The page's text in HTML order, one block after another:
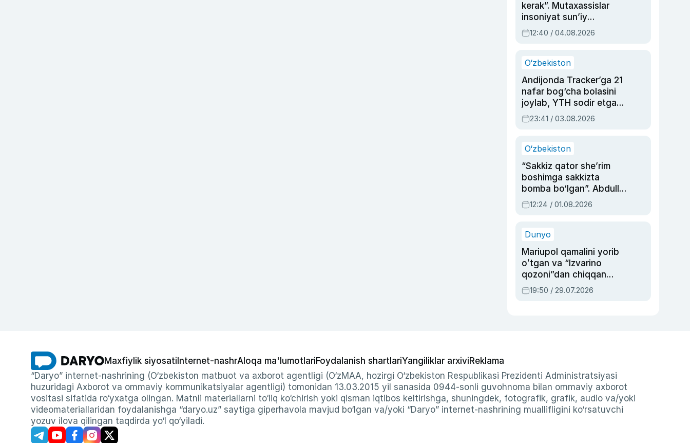
kerak”. Mutaxassislar
insoniyat sun’iy
intellektni boshqara
olmay qolishidan xavotir
12:40 / 04.08.2026
O‘zbekiston
Andijonda Tracker’ga 21
nafar bog‘cha bolasini
joylab, YTH sodir etgan
ayolga sud hukmi o‘qildi
23:41 / 03.08.2026
O‘zbekiston
“Sakkiz qator she’rim
boshimga sakkizta
bomba bo‘lgan”. Abdulla
Oripovni siyosiy
ayblovlardan asrab
12:24 / 01.08.2026
Dunyo
Mariupol qamalini yorib
oʻtgan va “Izvarino
qozoni”dan chiqqan
qahramon — Ukraina
armiyasi bosh
19:50 / 29.07.2026
Maxfiylik siyosati Internet-nashrAloqa ma'lumotlariFoydalanish shartlariYangiliklar arxiviReklama
“Daryo” internet-nashrining (O‘zbekiston matbuot va axborot agentligi (O‘zMAA, hozirgi O‘zbekiston Respublikasi Prezidenti Administratsiyasi
huzuridagi Axborot va ommaviy kommunikatsiyalar agentligi) tomonidan 13.03.2015 yil sanasida 0944-sonli guvohnoma bilan ommaviy axborot
vositasi sifatida ro‘yxatga olingan. Matnli materiallarni to‘liq ko‘chirish yoki qisman iqtibos keltirishga, shuningdek, fotografik, grafik, audio va/yoki
videomateriallaridan foydalanishga “daryo.uz” saytiga giperhavola mavjud bo‘lgan va/yoki “Daryo” internet-nashrining muallifligini ko‘rsatuvchi
yozuv ilova qilingan taqdirda yo‘l qo‘yiladi.